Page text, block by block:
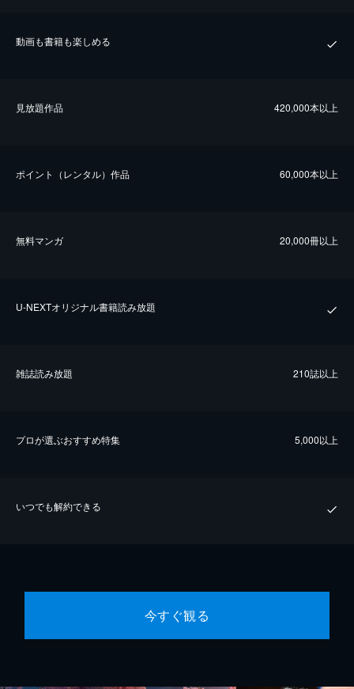
動画も書籍も楽しめる
⾒放題作品 420,000本以上
ポイント（レンタル）作品 60,000本以上
無料マンガ 20,000冊以上
U-NEXTオリジナル書籍読み放題
雑誌読み放題 210誌以上
プロが選ぶおすすめ特集 5,000以上
いつでも解約できる
今すぐ観る